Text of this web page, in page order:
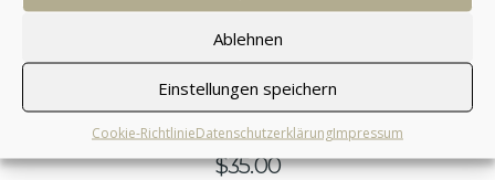
Ablehnen
Einstellungen speichern
Cookie-RichtlinieDatenschutzerklärungImpressum
The art of the deal
von manuelschneider
$35.00